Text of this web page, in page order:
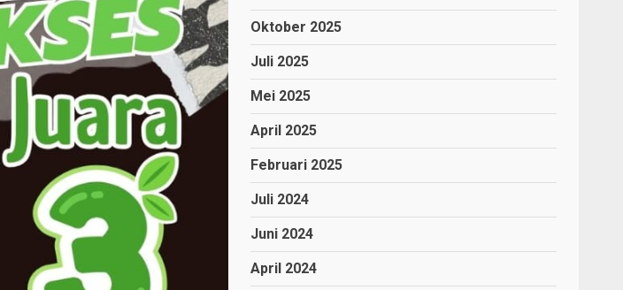
Oktober 2025
Juli 2025
Mei 2025
April 2025
Februari 2025
Juli 2024
Juni 2024
April 2024